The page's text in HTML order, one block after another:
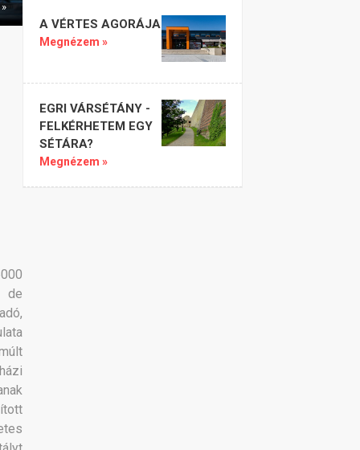
de
A VÉRTES AGORÁJA
Megnézem »
EGRI VÁRSÉTÁNY -
FELKÉRHETEM EGY
SÉTÁRA?
Megnézem »